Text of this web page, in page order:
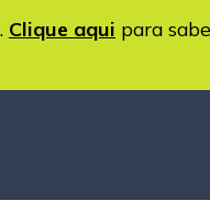
Clique aqui para